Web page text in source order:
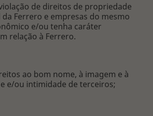
de direitos de propriedade
Ferrero e empresas do mesmo
e/ou tenha caráter
relação à Ferrero.
ao bom nome, à imagem e à
e/ou intimidade de terceiros;